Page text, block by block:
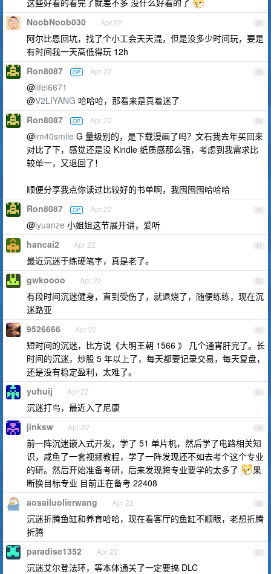
27
NoobNoob030 Apr 22
阿尔比恩回坑，找了个小工会天天混，但是没多少时间玩，要是
有时间我一天高低得玩 12h
28
Ron8087 OP Apr 22
@lifei6671
@V2LIYANG 哈哈哈，那看来是真着迷了
29
Ron8087 OP Apr 22
@im40smile G 量级别的，是下载漫画了吗？文石我去年买回来
对比了下，感觉还是没 Kindle 纸质感那么强，考虑到我需求比
较单一，又退回了！
顺便分享我点你读过比较好的书单啊，我囤囤囤哈哈哈
30
Ron8087 OP Apr 22
@iyuanze 小姐姐这节展开讲，爱听
31
hancai2 Apr 22
最近沉迷于练硬笔字，真是老了。
32
gwkoooo Apr 22
有段时间沉迷健身，直到受伤了，就退烧了，随便练练，现在沉
迷路亚
33
9526666 Apr 22
短时间的沉迷，比方说《大明王朝 1566 》 几个通宵肝完了。长
时间的沉迷，炒股 5 年以上了，每天都要记录交易，每天复盘，
还是没有稳定盈利，太难了。
34
yuhuij Apr 22
沉迷打鸟，最近入了尼康
35
jinksw Apr 22
前一阵沉迷嵌入式开发，学了 51 单片机，然后学了电路相关知
识，咸鱼了一套视频教程，学了一阵发现还不如去考个这个专业
的研。然后开始准备考研，后来发现跨专业要学的太多了
果
断换目标专业 目前正在备考 22408
36
aosailuolierwang Apr 22
沉迷折腾鱼缸和养育哈哈，现在看客厅的鱼缸不顺眼，老想折腾
折腾
37
paradise1352 Apr 22
沉迷艾尔登法环，等本体通关了一定要搞 DLC